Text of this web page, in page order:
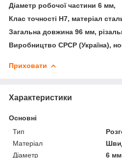
Діаметр робочої частини 6 мм,
Клас точності Н7, матеріал
Загальна довжина 96 мм,
Виробництво СРСР (Україна),
Приховати
Характеристики
Основні
Тип
Матеріал
Діаметр
6 мм